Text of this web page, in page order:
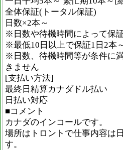
全体保証(トータル保証)
日数×2本～
※日数や待機時間によって保
※最低10日以上で保証1日2本
※日数、待機時間等が条件に
きません
[支払い方法]
最終日精算カナダドル払い
日払い対応
■コメント
カナダのインコールです。
場所はトロントで仕事内容は
す。